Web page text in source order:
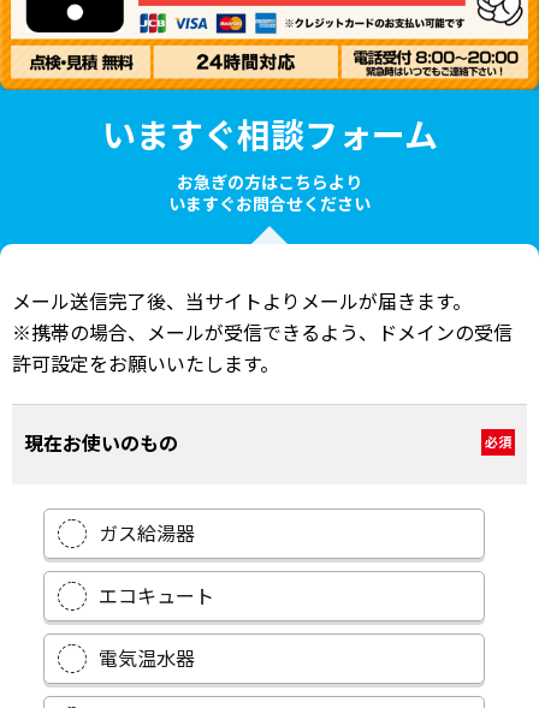
いますぐ相談フォーム
お急ぎの方はこちらより
いますぐお問合せください
メール送信完了後、当サイトよりメールが届きます。
※携帯の場合、メールが受信できるよう、ドメインの受信
許可設定をお願いいたします。
現在お使いのもの 必須
ガス給湯器
エコキュート
電気温水器